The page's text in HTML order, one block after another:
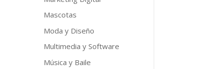
Mascotas
Moda y Diseño
Multimedia y Software
Música y Baile